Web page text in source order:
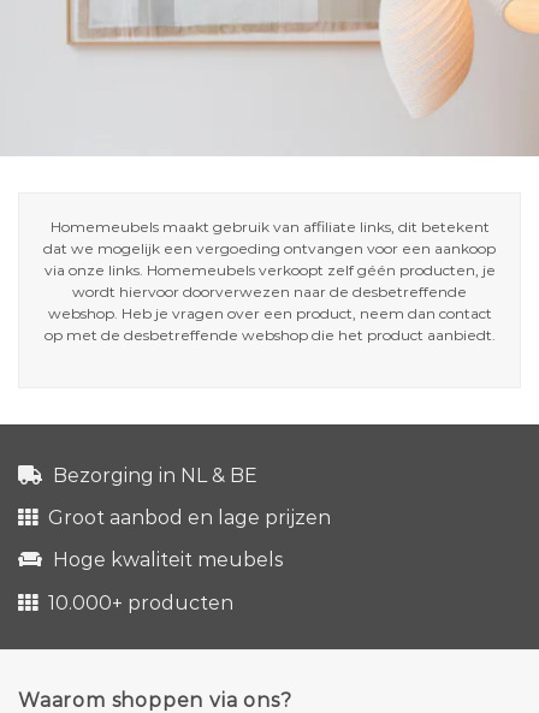
Homemeubels maakt gebruik van affiliate links, dit betekent
dat we mogelijk een vergoeding ontvangen voor een aankoop
via onze links. Homemeubels verkoopt zelf géén producten, je
wordt hiervoor doorverwezen naar de desbetreffende
webshop. Heb je vragen over een product, neem dan contact
op met de desbetreffende webshop die het product aanbiedt.
Bezorging in NL & BE
Groot aanbod en lage prijzen
Hoge kwaliteit meubels
10.000+ producten
Waarom shoppen via ons?